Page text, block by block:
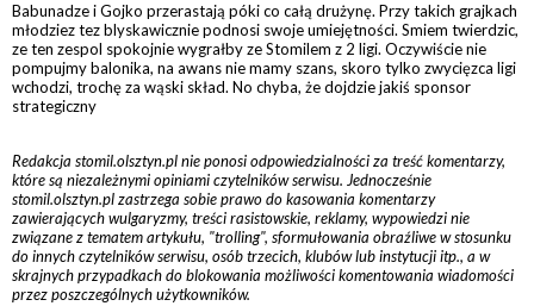
Babunadze i Gojko przerastają póki co całą drużynę. Przy takich grajkach
młodziez tez blyskawicznie podnosi swoje umiejętności. Smiem twierdzic,
ze ten zespol spokojnie wygrałby ze Stomilem z 2 ligi. Oczywiście nie
pompujmy balonika, na awans nie mamy szans, skoro tylko zwycięzca ligi
wchodzi, trochę za wąski skład. No chyba, że dojdzie jakiś sponsor
strategiczny
Redakcja stomil.olsztyn.pl nie ponosi odpowiedzialności za treść komentarzy,
które są niezależnymi opiniami czytelników serwisu. Jednocześnie
stomil.olsztyn.pl zastrzega sobie prawo do kasowania komentarzy
zawierających wulgaryzmy, treści rasistowskie, reklamy, wypowiedzi nie
związane z tematem artykułu, "trolling", sformułowania obraźliwe w stosunku
do innych czytelników serwisu, osób trzecich, klubów lub instytucji itp., a w
skrajnych przypadkach do blokowania możliwości komentowania wiadomości
przez poszczególnych użytkowników.